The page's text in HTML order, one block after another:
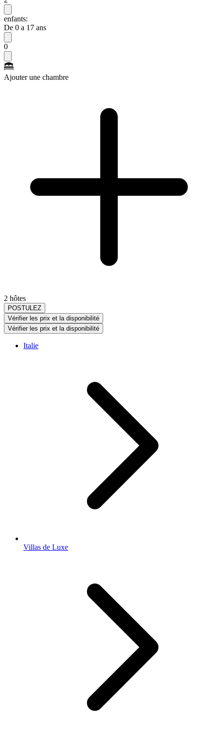
enfants:
De 0 a 17 ans
0
Ajouter une chambre
2 hôtes
POSTULEZ
Vérifier les prix et la disponibilité
Vérifier les prix et la disponibilité
Italie
Villas de Luxe